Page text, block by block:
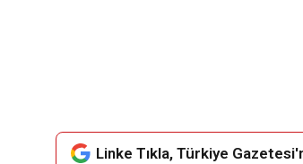
Linke Tıkla, Türkiye